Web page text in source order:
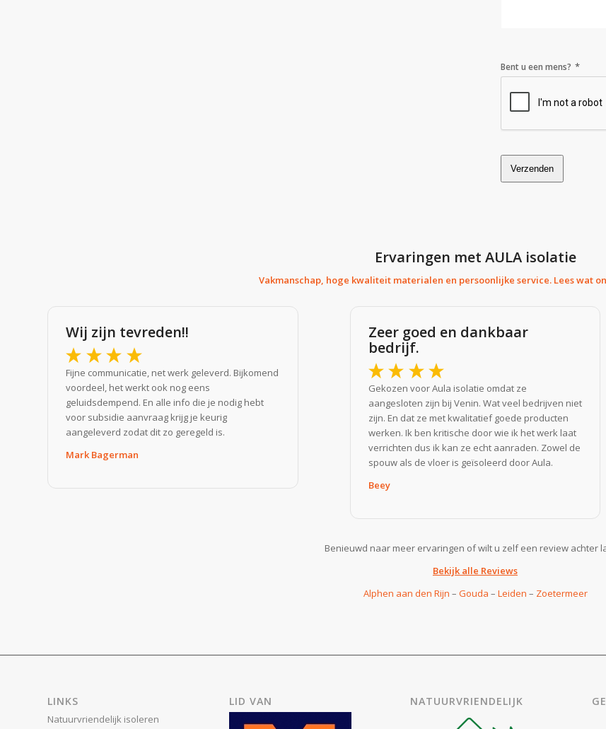
Bent u een mens? *
Verzenden
blijven
Ervaringen met AULA isolatie
Vakmanschap, hoge kwaliteit materialen en persoonlijke service. Lees wat
Wij zijn tevreden!!
Fijne communicatie, net werk geleverd. Bijkomend
voordeel, het werkt ook nog eens
geluidsdempend. En alle info die je nodig hebt
voor subsidie aanvraag krijg je keurig
aangeleverd zodat dit zo geregeld is.
Mark Bagerman
Zeer goed en dankbaar
bedrijf.
Gekozen voor Aula isolatie omdat ze
aangesloten zijn bij Venin. Wat veel bedrijven niet
zijn. En dat ze met kwalitatief goede producten
werken. Ik ben kritische door wie ik het werk laat
verrichten dus ik kan ze echt aanraden. Zowel de
spouw als de vloer is geïsoleerd door Aula.
Beey
Benieuwd naar meer ervaringen of wilt u zelf een review achter
Bekijk alle Reviews
Alphen aan den Rijn – Gouda – Leiden – Zoetermeer
LINKS
Natuurvriendelijk isoleren
LID VAN NATUURVRIENDELIJK